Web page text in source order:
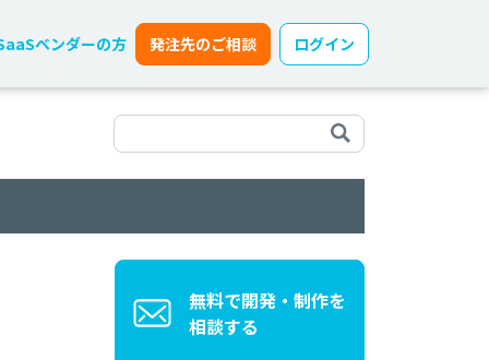
ベンダーの方 発注先のご相談 ログイン
無料で開発・制作を
相談する